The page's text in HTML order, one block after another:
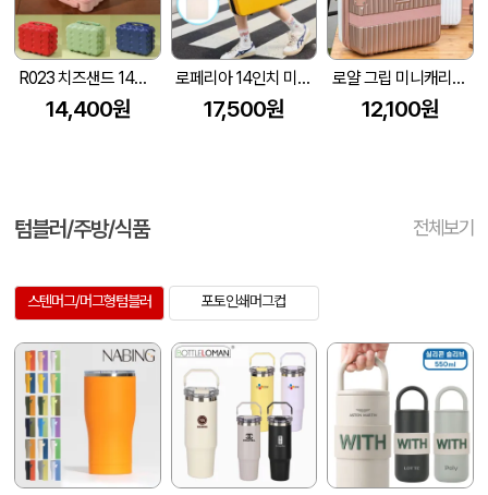
R023 치즈샌드 14인치 레디백
14,400원
로페리아 14인치 미니 레디백(암호설정가능) (무지에코백 포함)(300x140x260mm)
17,500원
로얄 그립 미니캐리어 [14인치/16인치]
12,100원
텀블러/주방/식품 전체보기
스텐머그/머그형텀블러 포토인쇄머그컵